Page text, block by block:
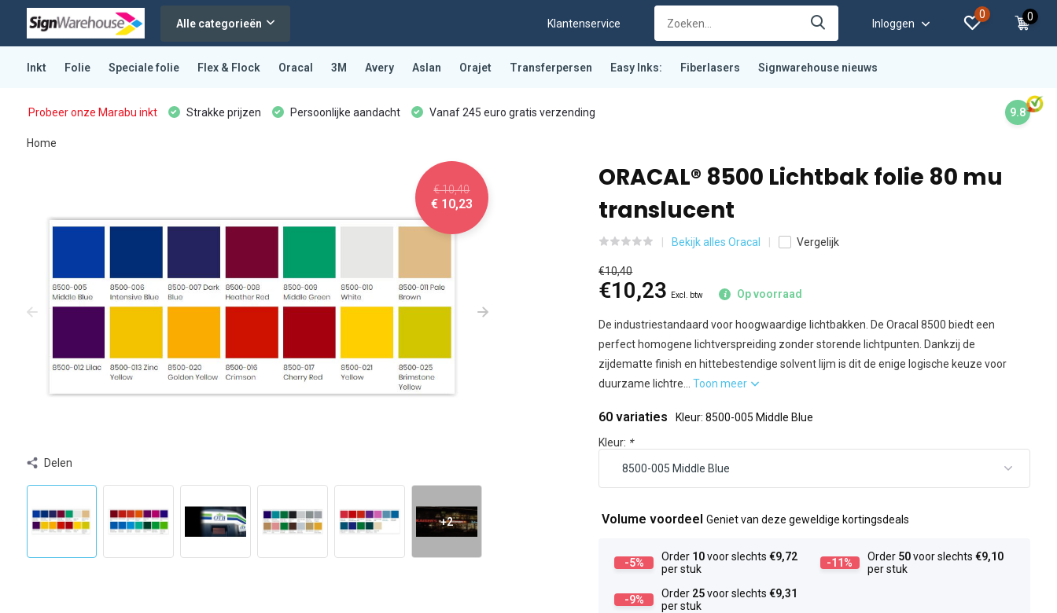
Alle categorieën Klantenservice Inloggen
0 0
Inkt Folie Speciale folie Flex & Flock Oracal 3M Avery Aslan Orajet Transferpersen Easy Inks: Fiberlasers Signwarehouse nieuws
Probeer onze Marabu inkt Strakke prijzen Persoonlijke aandacht Vanaf 245 euro gratis verzending 9.8
Home
€ 10,40
€ 10,23
Delen
+2
ORACAL® 8500 Lichtbak folie 80 mu
translucent
Bekijk alles Oracal Vergelijk
€10,40
€10,23 Excl. btw Op voorraad
De industriestandaard voor hoogwaardige lichtbakken. De Oracal 8500 biedt een
perfect homogene lichtverspreiding zonder storende lichtpunten. Dankzij de
zijdematte finish en hittebestendige solvent lijm is dit de enige logische keuze voor
duurzame lichtre...Toon meer
60 variaties
Kleur: 8500-005 Middle Blue
Kleur: *
Volume voordeelGeniet van deze geweldige kortingsdeals
-5% Order 10voor slechts€9,72
per stuk
-9% Order 25voor slechts€9,31
per stuk
-11% Order 50voor slechts €9,10
per stuk